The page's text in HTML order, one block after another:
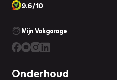
9.6/10
Mijn Vakgarage
Onderhoud